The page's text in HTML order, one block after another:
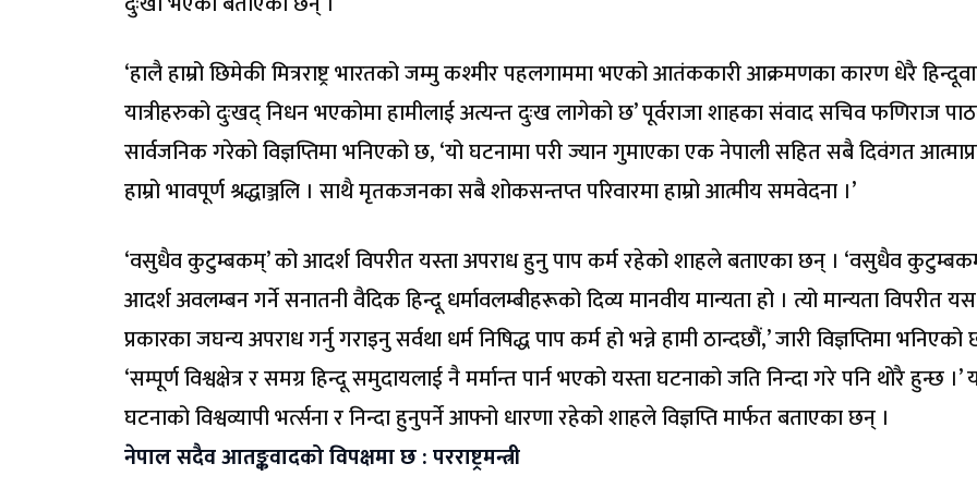
‘हालै हाम्रो छिमेकी मित्रराष्ट्र भारतको जम्मु कश्मीर पहलगाममा भएको आतंककारी आक्रमणका कारण धेरै
यात्रीहरुको दुःखद् निधन भएकोमा हामीलाई अत्यन्त दुःख लागेको छ’ पूर्वराजा शाहका संवाद सचिव फणिराज
सार्वजनिक गरेको विज्ञप्तिमा भनिएको छ, ‘यो घटनामा परी ज्यान गुमाएका एक नेपाली सहित सबै दिवंगत
हाम्रो भावपूर्ण श्रद्धाञ्जलि । साथै मृतकजनका सबै शोकसन्तप्त परिवारमा हाम्रो आत्मीय समवेदना ।’
‘वसुधैव कुटुम्बकम्’ को आदर्श विपरीत यस्ता अपराध हुनु पाप कर्म रहेको शाहले बताएका छन् । ‘वसुधैव
आदर्श अवलम्बन गर्ने सनातनी वैदिक हिन्दू धर्मावलम्बीहरूको दिव्य मानवीय मान्यता हो । त्यो मान्यता विपरीत यस
प्रकारका जघन्य अपराध गर्नु गराइनु सर्वथा धर्म निषिद्ध पाप कर्म हो भन्ने हामी ठान्दछौं,’ जारी विज्ञप्तिमा भनिएको
‘सम्पूर्ण विश्वक्षेत्र र समग्र हिन्दू समुदायलाई नै मर्मान्त पार्न भएको यस्ता घटनाको जति निन्दा गरे पनि थोरै हुन्छ ।’
घटनाको विश्वव्यापी भर्त्सना र निन्दा हुनुपर्ने आफ्नो धारणा रहेको शाहले विज्ञप्ति मार्फत बताएका छन् ।
नेपाल सदैव आतङ्कवादको विपक्षमा छ : परराष्ट्रमन्त्री